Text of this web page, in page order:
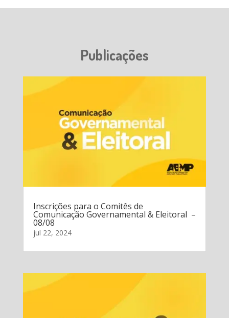
Publicações
Inscrições para o Comitês de
Comunicação Governamental & Eleitoral –
08/08
jul 22, 2024